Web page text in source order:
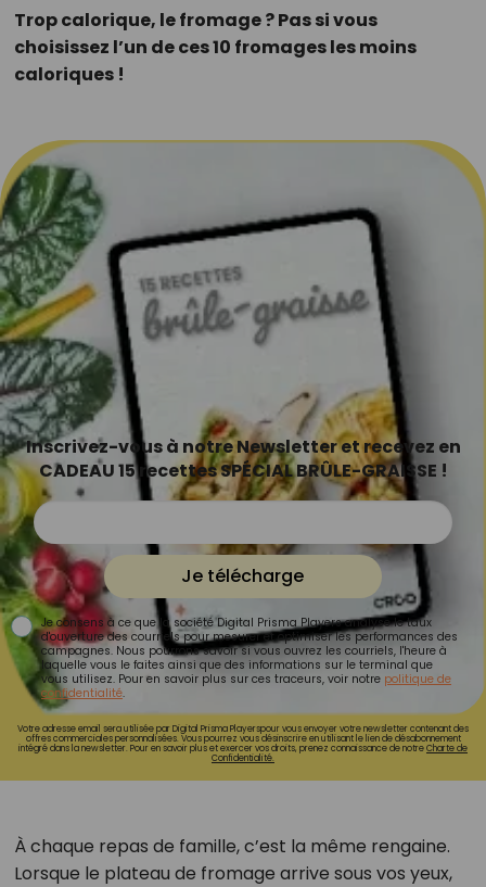
Trop calorique, le fromage ? Pas si vous
choisissez l’un de ces 10 fromages les moins
caloriques !
Inscrivez-vous à notre Newsletter et recevez en
CADEAU 15 recettes SPÉCIAL BRÛLE-GRAISSE !
Je télécharge
Je consens à ce que la société Digital Prisma Players analyse le taux
d'ouverture des courriels pour mesurer et optimiser les performances des
campagnes. Nous pourrons savoir si vous ouvrez les courriels, l'heure à
laquelle vous le faites ainsi que des informations sur le terminal que
vous utilisez. Pour en savoir plus sur ces traceurs, voir notre politique de
confidentialité.
Votre adresse email sera utilisée par Digital Prisma Playerspour vous envoyer votre newsletter contenant des
offres commerciales personnalisées. Vous pourrez vous désinscrire en utilisant le lien de désabonnement
intégré dans la newsletter. Pour en savoir plus et exercer vos droits, prenez connaissance de notreCharte de
Confidentialité.
À chaque repas de famille, c’est la même rengaine.
Lorsque le plateau de fromage arrive sous vos yeux,